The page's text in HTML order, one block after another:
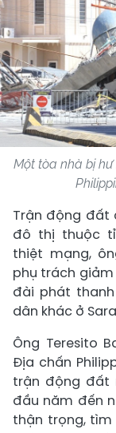
Một tòa nhà bị
Trận động đất
đô thị thuộc
thiệt mạng,
phụ trách
đài phát thanh
dân khác ở
Ông Teresito
Địa chấn
trận động đất
đầu năm đến
thận trọng, tìm